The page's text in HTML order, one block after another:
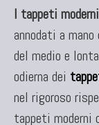
I tappeti moderni
annodati a mano
del medio e
odierna dei
nel rigoroso
tappeti moderni